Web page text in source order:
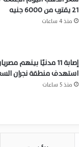
21 يقترب من 6000 جنيه
منذ 4 ساعات
إصابة 11 مدنيًا
استهدف منطقة نجران
منذ 5 ساعات